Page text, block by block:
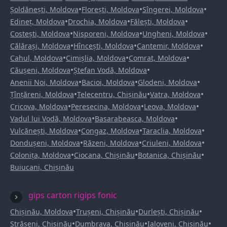
Șoldănești, Moldova•Florești, Moldova•Sîngerei, Moldova•
Edineț, Moldova•Drochia, Moldova•Fălești, Moldova•
Costești, Moldova•Nisporeni, Moldova•Ungheni, Moldova•
Călărași, Moldova•Hîncești, Moldova•Cantemir, Moldova•
Cahul, Moldova•Cimișlia, Moldova•Comrat, Moldova•
Căușeni, Moldova•Ștefan Vodă, Moldova•
Anenii Noi, Moldova•Bacioi, Moldova•Glodeni, Moldova•
Țînțăreni, Moldova•Telecentru, Chișinău•Vatra, Moldova•
Cricova, Moldova•Peresecina, Moldova•Leova, Moldova•
Vadul lui Vodă, Moldova•Basarabeasca, Moldova•
Vulcănești, Moldova•Congaz, Moldova•Taraclia, Moldova•
Dondușeni, Moldova•Răzeni, Moldova•Criuleni, Moldova•
Colonița, Moldova•Ciocana, Chișinău•Botanica, Chișinău•
Buiucani, Chișinău
gips carton rigips fonic
Chișinău, Moldova•Trușeni, Chișinău•Durlești, Chișinău•
Strășeni, Chișinău•Dumbrava, Chișinău•Ialoveni, Chișinău•